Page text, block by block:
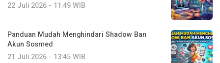
22 Juli 2026 - 11:49 WIB
Panduan Mudah Menghindari Shadow Ban
Akun Sosmed
21 Juli 2026 - 13:45 WIB